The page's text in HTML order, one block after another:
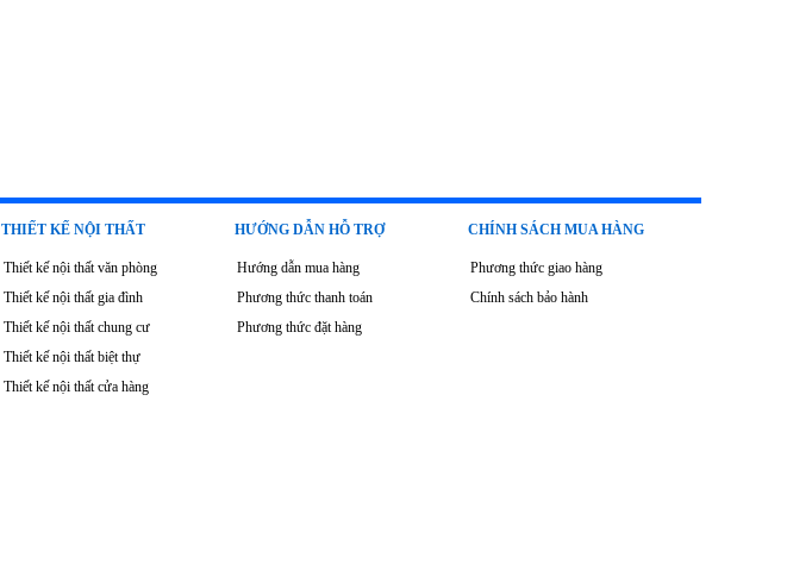
THIẾT KẾ NỘI THẤT
Thiết kế nội thất văn phòng
Thiết kế nội thất gia đình
Thiết kế nội thất chung cư
Thiết kế nội thất biệt thự
Thiết kế nội thất cửa hàng
HƯỚNG DẪN HỖ TRỢ
Hướng dẫn mua hàng
Phương thức thanh toán
Phương thức đặt hàng
CHÍNH SÁCH MUA HÀNG
Phương thức giao hàng
Chính sách bảo hành